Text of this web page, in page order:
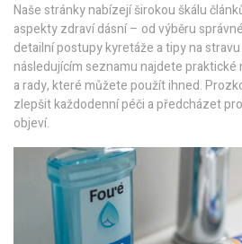
Naše stránky nabízejí širokou škálu
aspekty zdraví dásní – od výběru
detailní postupy kyretáže a tipy na
následujícím seznamu najdete
a rady, které můžete použít ihned.
zlepšit každodenní péči a předcházet
objeví.